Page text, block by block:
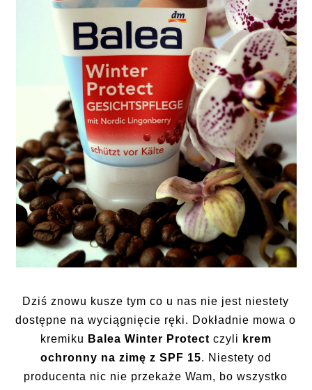
Dziś znowu kusze tym co u nas nie jest niestety
dostępne na wyciągnięcie ręki. Dokładnie mowa o
kremiku Balea Winter Protect czyli krem
ochronny na zimę z SPF 15. Niestety od
producenta nic nie przekaże Wam, bo wszystko